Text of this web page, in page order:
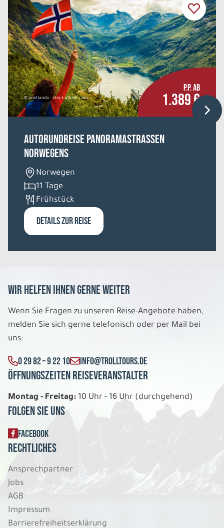
© anetlanda - stock.adobe.com
P.P. AB
1.389 €
Autorundreise Panoramastrassen
Norwegens
Norwegen
11 Tage
Frühstück
DETAILS ZUR REISE
Wir helfen Ihnen gerne weiter
Wenn Sie Fragen zu unseren Reise-Angebote haben,
melden Sie sich gerne telefonisch oder per Mail bei
uns:
0 29 82 – 9 22 10 INFO@TROLLTOURS.DE
Öffnungszeiten Reiseveranstalter
Montag - Freitag: 10 Uhr - 16 Uhr (durchgehend)
Folgen Sie uns
FACEBOOK
Rechtliches
Ansprechpartner
Jobs
AGB
Impressum
Barrierefreiheitserklärung